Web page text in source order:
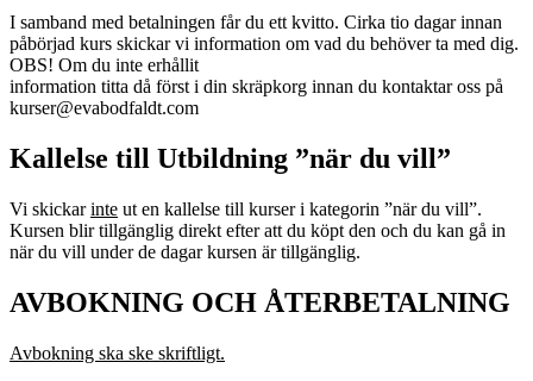
I samband med betalningen får du ett kvitto. Cirka tio dagar innan
påbörjad kurs skickar vi information om vad du behöver ta med dig.
OBS! Om du inte erhållit
information titta då först i din skräpkorg innan du kontaktar oss på
kurser@evabodfaldt.com
Kallelse till Utbildning ”när du vill”
Vi skickarinte ut en kallelse till kurser i kategorin ”när du vill”.
Kursen blir tillgänglig direkt efter att du köpt den och du kan gå in
när du vill under de dagar kursen är tillgänglig.
AVBOKNING OCH ÅTERBETALNING
Avbokning ska ske skriftligt.